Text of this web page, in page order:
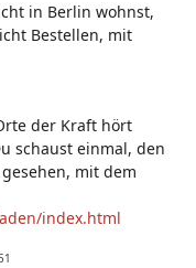
in Berlin wohnst,
Bestellen, mit
der Kraft hört
schaust einmal, den
mit dem
index.html